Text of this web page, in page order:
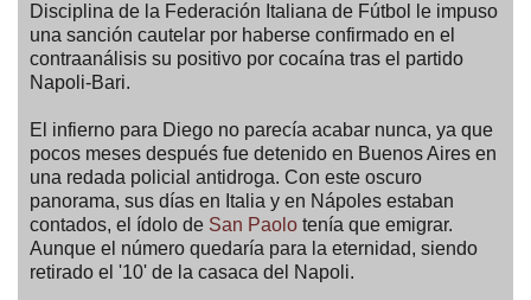
Disciplina de la Federación Italiana de Fútbol le impuso
una sanción cautelar por haberse confirmado en el
contraanálisis su positivo por cocaína tras el partido
Napoli-Bari.
El infierno para Diego no parecía acabar nunca, ya que
pocos meses después fue detenido en Buenos Aires en
una redada policial antidroga. Con este oscuro
panorama, sus días en Italia y en Nápoles estaban
contados, el ídolo de San Paolo tenía que emigrar.
Aunque el número quedaría para la eternidad, siendo
retirado el '10' de la casaca del Napoli.